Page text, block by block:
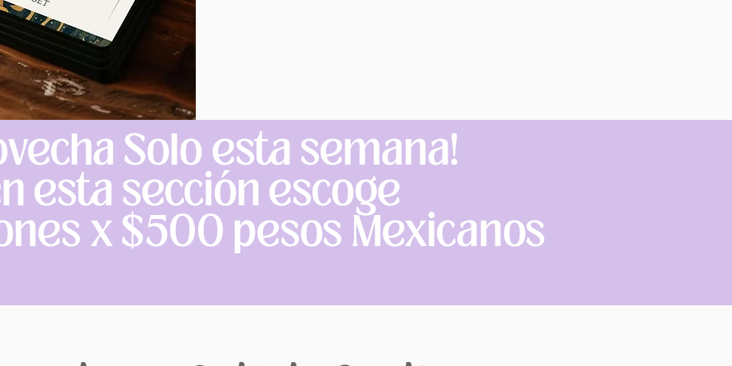
Solo esta semana!
esta sección escoge
x $500 pesos Mexicanos